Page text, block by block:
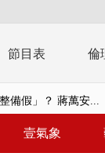
節目表 倫
備假」？ 蔣萬安...
圍雲系影響 北部...
壹氣象